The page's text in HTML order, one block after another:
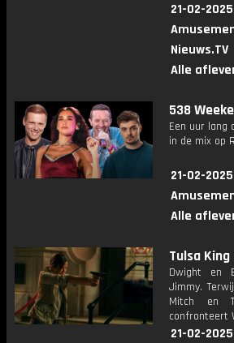
21-02-
Nieuws.TV
Alle
538
Een uur
in de mix op
21-02-
Alle
Tulsa King
Dwight en
Jimmy.
Mitch en
confronteert
21-02-